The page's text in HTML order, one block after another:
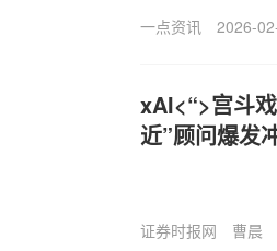
一点资讯 2026-
xAI<“>宫斗
近”顾问爆发
证券时报网 曹晨